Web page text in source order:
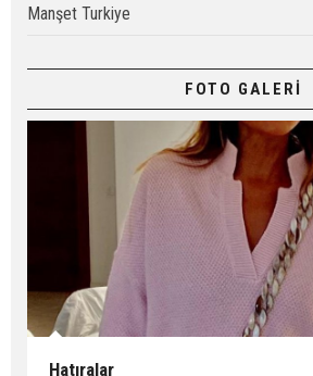
Manşet Turkiye
FOTO GALERİ
Hatıralar